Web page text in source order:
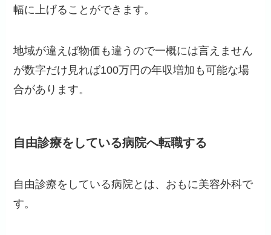
幅に上げることができます。
地域が違えば物価も違うので一概には言えません
が数字だけ見れば100万円の年収増加も可能な場
合があります。
自由診療をしている病院へ転職する
自由診療をしている病院とは、おもに美容外科で
す。